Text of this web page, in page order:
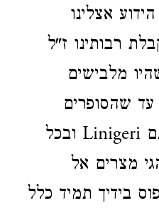
אצלינו
רבותינו ז"ל
מלבישים
שהסופרים
הקדמונים יקראו אותם Linigeri ובכל
מצרים אל
בידיך תמיד כלל